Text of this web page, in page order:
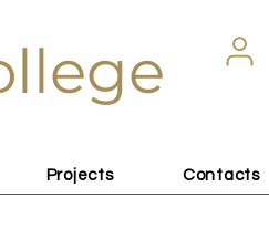
Projects Contacts